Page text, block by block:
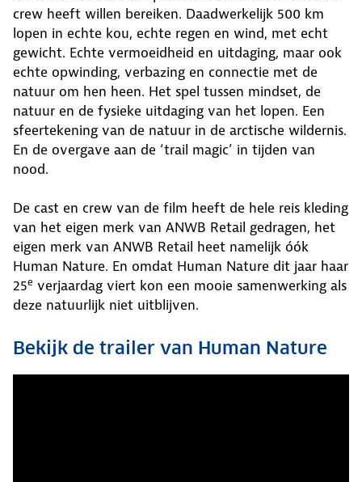
crew heeft willen bereiken. Daadwerkelijk 500 km
lopen in echte kou, echte regen en wind, met echt
gewicht. Echte vermoeidheid en uitdaging, maar ook
echte opwinding, verbazing en connectie met de
natuur om hen heen. Het spel tussen mindset, de
natuur en de fysieke uitdaging van het lopen. Een
sfeertekening van de natuur in de arctische wildernis.
En de overgave aan de ‘trail magic’ in tijden van
nood.
De cast en crew van de film heeft de hele reis kleding
van het eigen merk van ANWB Retail gedragen, het
eigen merk van ANWB Retail heet namelijk óók
Human Nature. En omdat Human Nature dit jaar haar
25e verjaardag viert kon een mooie samenwerking als
deze natuurlijk niet uitblijven.
Bekijk de trailer van Human Nature